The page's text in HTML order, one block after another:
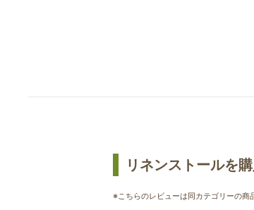
リネンストールを
※こちらのレビューは同カテゴリーの商